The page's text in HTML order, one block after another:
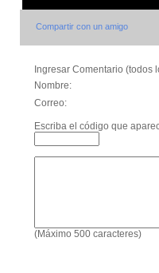
Compartir con un amigo
Ingresar Comentario (todos
Nombre:
Correo:
Escriba el código que
(Máximo 500 caracteres)